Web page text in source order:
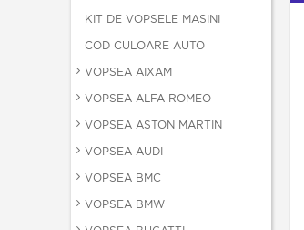
KIT DE VOPSELE MASINI
COD CULOARE AUTO
VOPSEA AIXAM
VOPSEA ALFA ROMEO
VOPSEA ASTON MARTIN
VOPSEA AUDI
VOPSEA BMC
VOPSEA BMW